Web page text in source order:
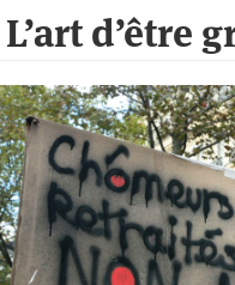
L’art d’être